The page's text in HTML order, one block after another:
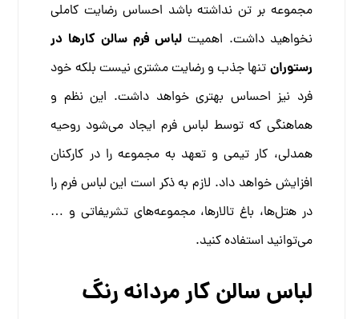
مجموعه بر تن نداشته باشد احساس رضایت کاملی
نخواهید داشت. اهمیتلباس فرم سالن کارها در
رستوران تنها جذب و رضایت مشتری نیست بلکه خود
فرد نیز احساس بهتری خواهد داشت. این نظم و
هماهنگی که توسط لباس فرم ایجاد می‌شود روحیه
همدلی، کار تیمی و تعهد به مجموعه را در کارکنان
افزایش خواهد داد. لازم به ذکر است این لباس فرم را
در هتل‌ها، باغ تالارها، مجموعه‌های تشریفاتی و …
می‌توانید استفاده کنید.
لباس سالن کار مردانه رنگ